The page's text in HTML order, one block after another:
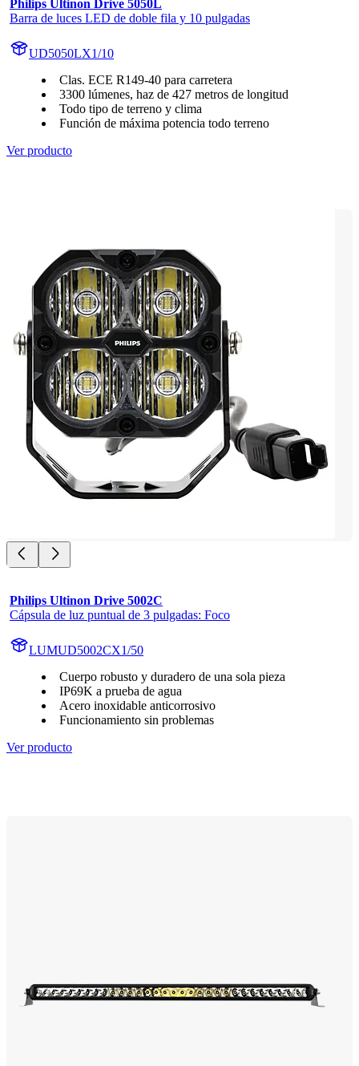
Philips Ultinon Drive 5050L
Barra de luces LED de doble fila y 10 pulgadas
UD5050LX1/10
Clas. ECE R149-40 para carretera
3300 lúmenes, haz de 427 metros de longitud
Todo tipo de terreno y clima
Función de máxima potencia todo terreno
Ver producto
Philips Ultinon Drive 5002C
Cápsula de luz puntual de 3 pulgadas: Foco
LUMUD5002CX1/50
Cuerpo robusto y duradero de una sola pieza
IP69K a prueba de agua
Acero inoxidable anticorrosivo
Funcionamiento sin problemas
Ver producto